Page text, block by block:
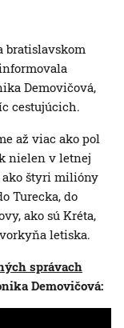
bratislavskom
Demovičová,
cestujúcich.
až viac ako pol
nielen v letnej
ako štyri milióny
Turecka, do
ako sú Kréta,
letiska.
správach
Demovičová: